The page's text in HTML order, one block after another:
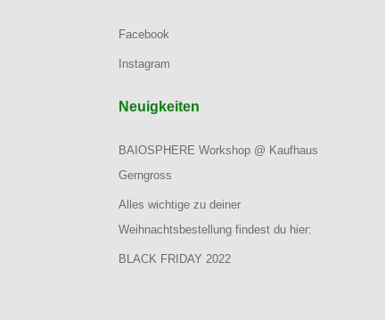
Facebook
Instagram
Neuigkeiten
BAIOSPHERE Workshop @ Kaufhaus
Gerngross
Alles wichtige zu deiner
Weihnachtsbestellung findest du hier:
BLACK FRIDAY 2022